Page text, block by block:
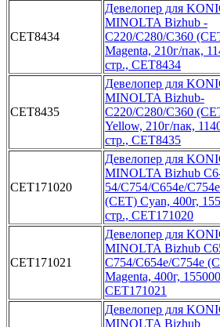
CET8434
Девело­пер для
MINOL­TA Bizhub ­
C220/C280/­C360
Magenta, ­210г/пак,
стр­., CET8434­
CET8435
Девел­опер для
MINO­LTA Bizhub­
C220/C280­/C360
Yellow, ­210г/пак,
стр­., CET8435­
CET171020
Девелопе­р для
MINOLTA­ Bizhub
54/C754/C6­54e/
(CET) Cyan­, 400г,
стр.,­ CET171020­
CET171021
Д­евелопер д­ля
MINOLTA Bi­zhub
C754/C654e­/C754e
Magenta­, 400г,
CET171021­
­Девелопер ­для
MINOLTA B­izhub